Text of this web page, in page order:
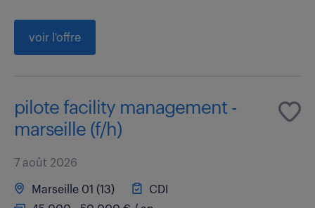
voir l'offre
pilote facility management -
marseille (f/h)
7 août 2026
Marseille 01 (13)
CDI